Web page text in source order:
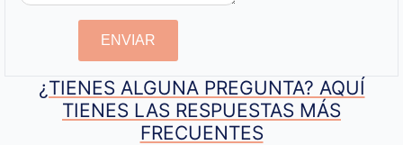
ENVIAR
¿TIENES ALGUNA PREGUNTA? AQUÍ
TIENES LAS RESPUESTAS MÁS
FRECUENTES